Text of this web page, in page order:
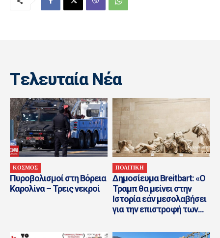
Tελευταία Nέα
ΚΟΣΜΟΣ
Πυροβολισμοί στη Βόρεια
Καρολίνα – Τρεις νεκροί
ΠΟΛΙΤΙΚΗ
Δημοσίευμα Breitbart: «Ο
Τραμπ θα μείνει στην
Ιστορία εάν μεσολαβήσει
για την επιστροφή των...